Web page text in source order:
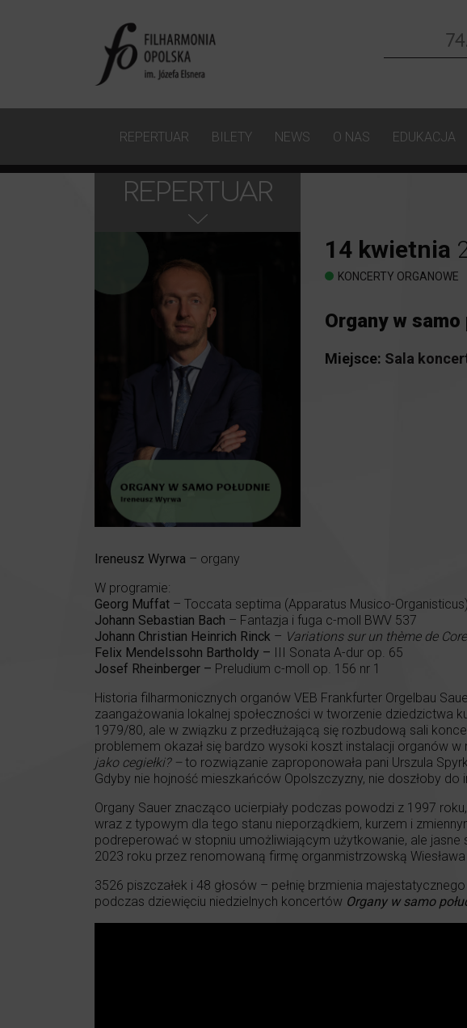
74.
REPERTUAR BILETY NEWS O NAS EDUKACJA
REPERTUAR
14 kwietnia
KONCERTY ORGANOWE
Organy w samo
Miejsce: Sala
Ireneusz Wyrwa – organy
W programie:
Georg Muffat – Toccata septima (Apparatus Musico-Organisticus)
Johann Sebastian Bach – Fantazja i fuga c-moll BWV 537
Johann Christian Heinrich Rinck – Variations sur un thème de
Felix Mendelssohn Bartholdy –
III Sonata A-dur op. 65
Josef Rheinberger – Preludium c-moll op. 156 nr 1
Historia filharmonicznych organów VEB Frankfurter Orgelbau
zaangażowania lokalnej społeczności w tworzenie dziedzictwa
1979/80, ale w związku z przedłużającą się rozbudową sali
problemem okazał się bardzo wysoki koszt instalacji organów w
jako cegiełki? – to rozwiązanie zaproponowała pani Urszula
Gdyby nie hojność mieszkańców Opolszczyzny, nie doszłoby do
Organy Sauer znacząco ucierpiały podczas powodzi z 1997
wraz z typowym dla tego stanu nieporządkiem, kurzem i
podreperować w stopniu umożliwiającym użytkowanie, ale
2023 roku przez renomowaną firmę organmistrzowską
3526 piszczałek i 48 głosów – pełnię brzmienia
podczas dziewięciu niedzielnych koncertów Organy w samo